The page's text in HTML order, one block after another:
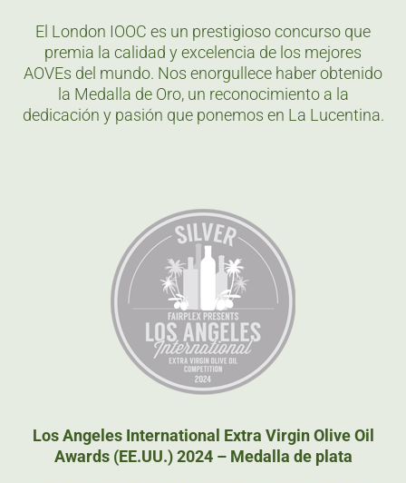
El London IOOC es un prestigioso concurso que
premia la calidad y excelencia de los mejores
AOVEs del mundo. Nos enorgullece haber obtenido
la Medalla de Oro, un reconocimiento a la
dedicación y pasión que ponemos en La Lucentina.
Los Angeles International Extra Virgin Olive Oil
Awards (EE.UU.) 2024 – Medalla de plata